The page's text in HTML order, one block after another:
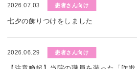
2026.07.03 患者さん向け
七夕の飾りつけをしました
2026.06.29 患者さん向け